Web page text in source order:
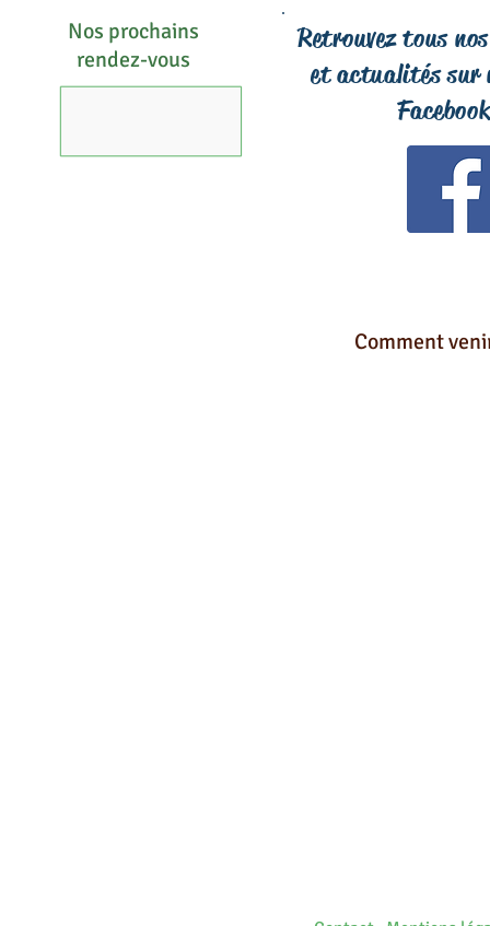
Nos prochains
rendez-vous
Retrouvez tous
et actualités sur
Comment